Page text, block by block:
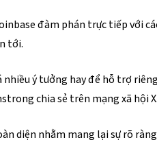
đàm phán trực tiếp với
tới.
ý tưởng hay để hỗ trợ
chia sẻ trên mạng xã hội X.
diện nhằm mang lại sự rõ